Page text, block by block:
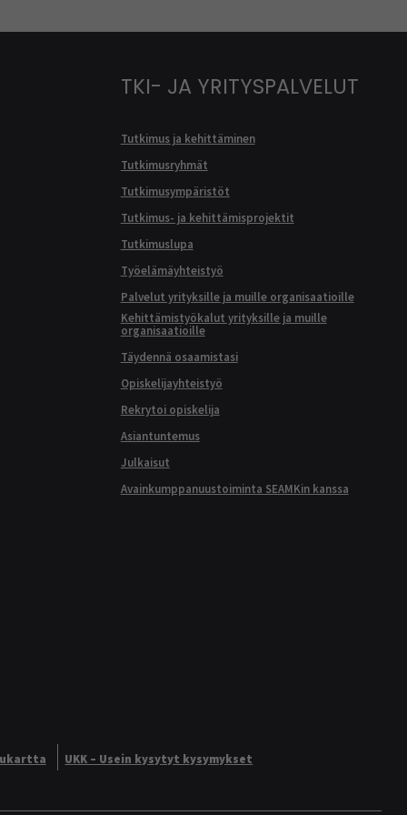
TKI- JA YRITYSPALVELUT
Tutkimus ja kehittäminen
Tutkimusryhmät
Tutkimusympäristöt
Tutkimus- ja kehittämisprojektit
Tutkimuslupa
Työelämäyhteistyö
Palvelut yrityksille ja muille organisaatioille
Kehittämistyökalut yrityksille ja muille
organisaatioille
Täydennä osaamistasi
Opiskelijayhteistyö
Rekrytoi opiskelija
Asiantuntemus
Julkaisut
Avainkumppanuustoiminta SEAMKin kanssa
UKK – Usein kysytyt kysymykset